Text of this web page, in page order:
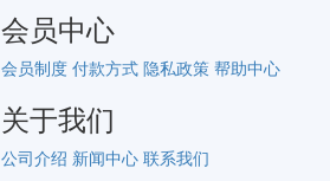
会员中心
会员制度 付款方式 隐私政策 帮助中心
关于我们
公司介绍 新闻中心 联系我们